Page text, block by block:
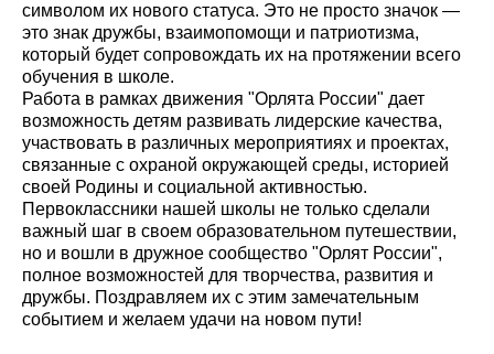
символом их нового статуса. Это не просто значок —
это знак дружбы, взаимопомощи и патриотизма,
который будет сопровождать их на протяжении всего
обучения в школе.
Работа в рамках движения "Орлята России" дает
возможность детям развивать лидерские качества,
участвовать в различных мероприятиях и проектах,
связанные с охраной окружающей среды, историей
своей Родины и социальной активностью.
Первоклассники нашей школы не только сделали
важный шаг в своем образовательном путешествии,
но и вошли в дружное сообщество "Орлят России",
полное возможностей для творчества, развития и
дружбы. Поздравляем их с этим замечательным
событием и желаем удачи на новом пути!